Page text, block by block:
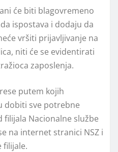
će biti blagovremeno
ispostava i dodaju da
vršiti prijavljivanje na
niti će se evidentirati
zaposlenja.
putem kojih
dobiti sve potrebne
filijala Nacionalne službe
na internet stranici NSZ i
filijale.